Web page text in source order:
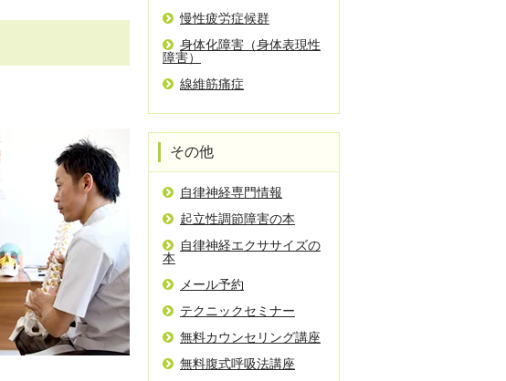
慢性疲労症候群
身体化障害（身体表現性
障害）
線維筋痛症
その他
自律神経専門情報
起立性調節障害の本
自律神経エクササイズの
本
メール予約
テクニックセミナー
無料カウンセリング講座
無料腹式呼吸法講座